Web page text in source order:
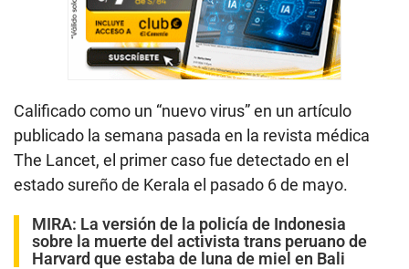
Calificado como un “nuevo virus” en un artículo
publicado la semana pasada en la revista médica
The Lancet, el primer caso fue detectado en el
estado sureño de Kerala el pasado 6 de mayo.
MIRA: La versión de la policía de Indonesia
sobre la muerte del activista trans peruano de
Harvard que estaba de luna de miel en Bali